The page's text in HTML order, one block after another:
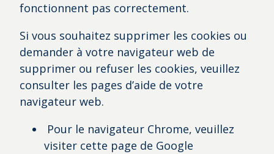
fonctionnent pas correctement.
Si vous souhaitez supprimer les cookies ou
demander à votre navigateur web de
supprimer ou refuser les cookies, veuillez
consulter les pages d’aide de votre
navigateur web.
Pour le navigateur Chrome, veuillez
visiter cette page de Google